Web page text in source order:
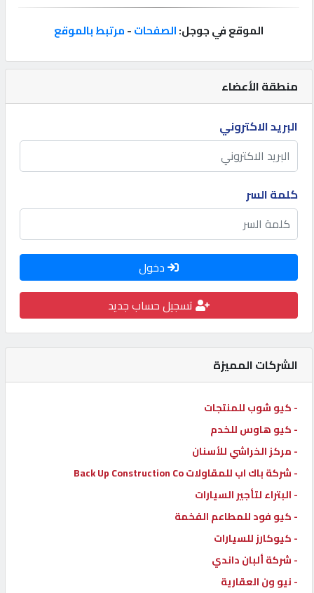
إعلانات
المنتدى
كيو
مزاد
كيو
نمبر
كارز
كيو
ماركت
الدليل
القطري
POWERED
QHOST
منطقة الأعضاء
البريد الاكتروني
كلمة السر
دخول
تسجيل حساب جديد
الشركات المميزة
- كيو شوب للمنتجات
- كيو هاوس للخدم
- مركز الخراشي للأسنان
- شركة باك اب للمقاولات Back Up Construction Co
- البتراء لتأجير السيارات
- كيو فود للمطاعم الفخمة
- كيوكارز للسيارات
- شركة ألبان داندي
- نيو ون العقارية
الموقع في جوجل:الصفحات-مرتبط بالموقع